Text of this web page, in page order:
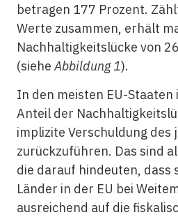
betragen 177 Prozent.
Werte zusammen, erhält
Nachhaltigkeitslücke von
(siehe Abbildung 1).
In den meisten EU-
Anteil der
implizite Verschuldung des
zurückzuführen. Das sind
die darauf hindeuten, dass
Länder in der EU bei
ausreichend auf die